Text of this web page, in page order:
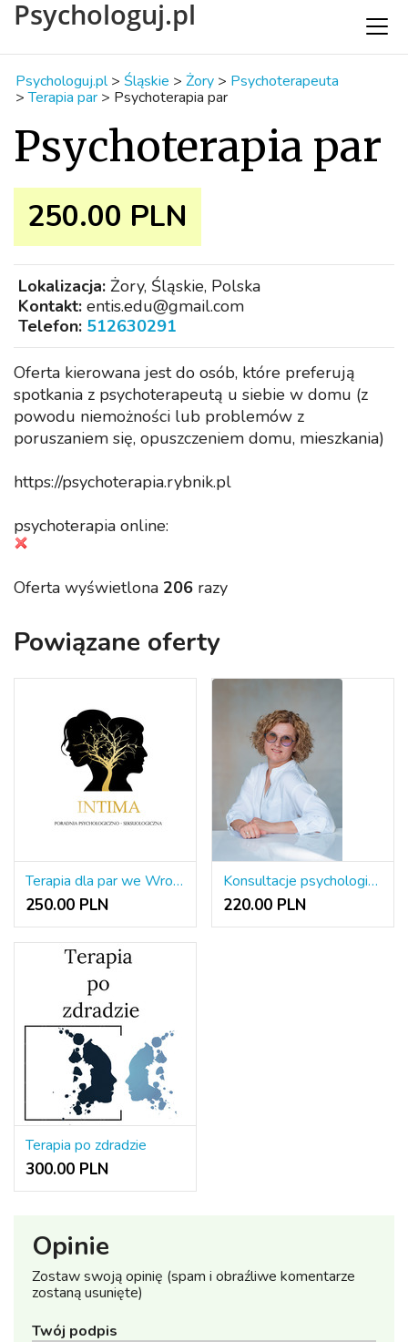
Psychologuj.pl
Psychologuj.pl > Śląskie > Żory > Psychoterapeuta
>Terapia par > Psychoterapia par
Psychoterapia par
250.00 PLN
Lokalizacja: Żory, Śląskie, Polska
Kontakt: entis.edu@gmail.com
Telefon: 512630291
Oferta kierowana jest do osób, które preferują
spotkania z psychoterapeutą u siebie w domu (z
powodu niemożności lub problemów z
poruszaniem się, opuszczeniem domu, mieszkania)
https://psychoterapia.rybnik.pl
psychoterapia online:
Oferta wyświetlona 206 razy
Powiązane oferty
Terapia dla par we Wrocławiu lub online
250.00 PLN
Konsultacje psychologiczne/terapia par online - język polski, ukraiński, rosyjski
220.00 PLN
Terapia po zdradzie
300.00 PLN
Opinie
Zostaw swoją opinię (spam i obraźliwe komentarze
zostaną usunięte)
Twój podpis